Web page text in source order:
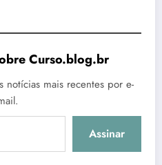
Curso.blog.br
notícias mais recentes por e-
Assinar